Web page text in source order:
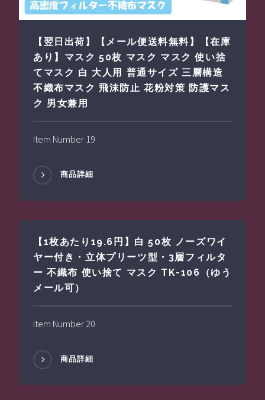
【翌日出荷】【メール便送料無料】【在庫
あり】マスク 50枚 マスク マスク 使い捨
てマスク 白 大人用 普通サイズ 三層構造
不織布マスク 飛沫防止 花粉対策 防護マス
ク 男女兼用
Item Number 19
商品詳細
【1枚あたり19.6円】白 50枚 ノーズワイ
ヤー付き・立体プリーツ型・3層フィルタ
ー 不織布 使い捨て マスク TK-106（ゆう
メール可）
Item Number 20
商品詳細